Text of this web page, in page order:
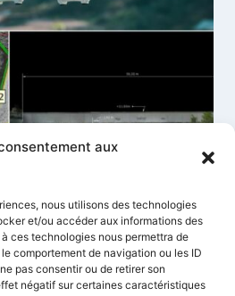
aux
nous utilisons des technologies
et/ou accéder aux informations des
ces technologies nous permettra de
comportement de navigation ou les ID
pas consentir ou de retirer son
négatif sur certaines caractéristiques
potentiel de
par drone